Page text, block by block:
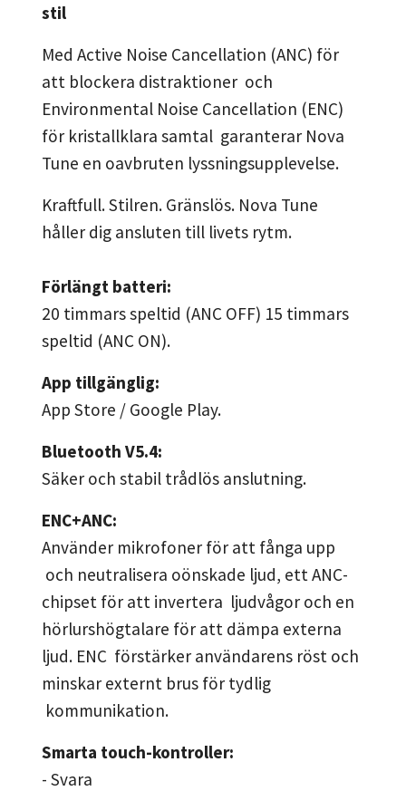
stil
Med Active Noise Cancellation (ANC) för
att blockera distraktioner och
Environmental Noise Cancellation (ENC)
för kristallklara samtal garanterar Nova
Tune en oavbruten lyssningsupplevelse.
Kraftfull. Stilren. Gränslös. Nova Tune
håller dig ansluten till livets rytm.
Förlängt batteri:
20 timmars speltid (ANC OFF) 15 timmars
speltid (ANC ON).
App tillgänglig:
App Store / Google Play.
Bluetooth V5.4:
Säker och stabil trådlös anslutning.
ENC+ANC:
Använder mikrofoner för att fånga upp
och neutralisera oönskade ljud, ett ANC-
chipset för att invertera ljudvågor och en
hörlurshögtalare för att dämpa externa
ljud. ENC förstärker användarens röst och
minskar externt brus för tydlig
kommunikation.
Smarta touch-kontroller:
- Svara